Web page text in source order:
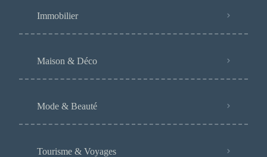
Immobilier
Maison & Déco
Mode & Beauté
Tourisme & Voyages